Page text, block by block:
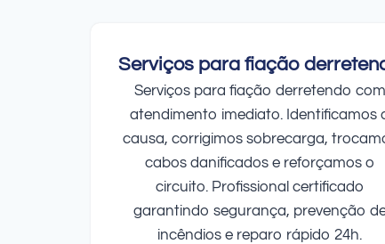
Serviços para fiação
Serviços para fiação derretendo com
atendimento imediato. Identificamos
causa, corrigimos sobrecarga,
cabos danificados e reforçamos o
circuito. Profissional certificado
garantindo segurança, prevenção
incêndios e reparo rápido 24h.